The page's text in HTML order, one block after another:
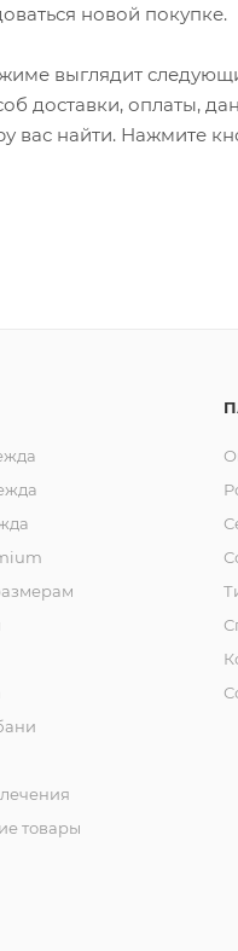
новой покупке.
выглядит
доставки, оплаты,
вас найти. Нажмите
товары